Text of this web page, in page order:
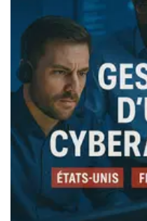
d’eau. Stimulez les
profitez de l’énergie du
enrichissantes et
événement unique et sur-